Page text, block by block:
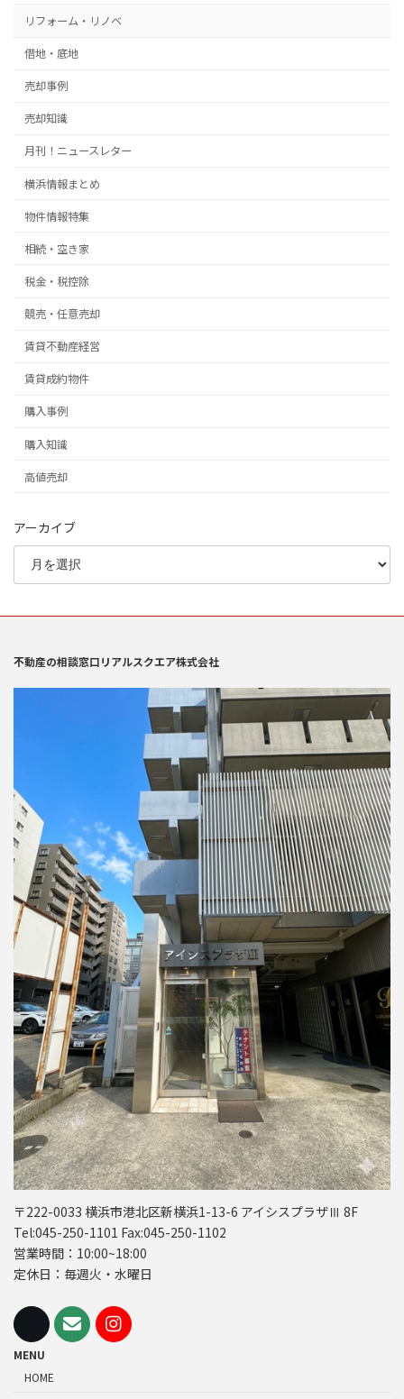
リフォーム・リノベ
借地・底地
売却事例
売却知識
月刊！ニュースレター
横浜情報まとめ
物件情報特集
相続・空き家
税金・税控除
競売・任意売却
賃貸不動産経営
賃貸成約物件
購入事例
購入知識
高値売却
アーカイブ
不動産の相談窓口リアルスクエア株式会社
〒222-0033 横浜市港北区新横浜1-13-6 アイシスプラザⅢ 8F
Tel:045-250-1101 Fax:045-250-1102
営業時間：10:00~18:00
定休日：毎週火・水曜日
MENU
HOME